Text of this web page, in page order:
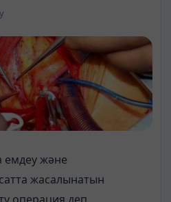
емдеу және
жасалынатын